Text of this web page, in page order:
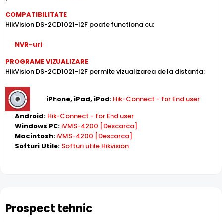
INFRAROSU pana la 30 metri
iluminare scazuta, de la o distanta de pana la 30 metri,
DS-2CD1021-I2F fiind dotata cu un iluminator in infrarosu
cu LED-uri IR.
momentul instalarii acesteia, fiind pretabila in
supravegherea generala a zonelor. Distanta focala este
COMPATIBILITATE
HikVision DS-2CD1021-I2F poate functiona cu:
NVR-uri
PROGRAME VIZUALIZARE
HikVision DS-2CD1021-I2F permite vizualizarea de la distanta:
iPhone, iPad, iPod: Hik-Connect - for End user
Android: Hik-Connect - for End user
Windows PC: iVMS-4200 [Descarca]
Macintosh: iVMS-4200 [Descarca]
Softuri Utile: Softuri utile Hikvision
Prospect tehnic